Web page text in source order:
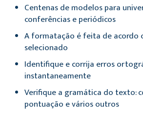
Centenas de modelos para
conferências e periódicos
A formatação é feita de acordo
selecionado
Identifique e corrija erros
instantaneamente
Verifique a gramática do texto:
pontuação e vários outros